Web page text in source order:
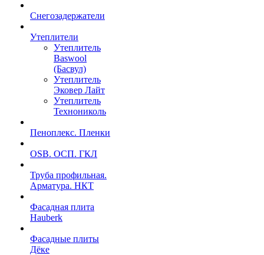
Снегозадержатели
Утеплители
Утеплитель
Baswool
(Басвул)
Утеплитель
Эковер Лайт
Утеплитель
Технониколь
Пеноплекс. Пленки
OSB. ОСП. ГКЛ
Труба профильная.
Арматура. НКТ
Фасадная плита
Hauberk
Фасадные плиты
Дёке